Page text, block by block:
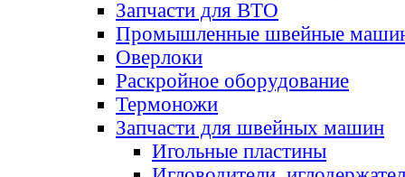
Запчасти для ВТО
Промышленные швейные
Оверлоки
Раскройное оборудование
Термоножи
Запчасти для швейных машин
Игольные пластины